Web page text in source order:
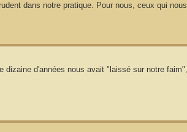
dans notre pratique. Pour nous, ceux qui
dizaine d'années nous avait "laissé sur notre